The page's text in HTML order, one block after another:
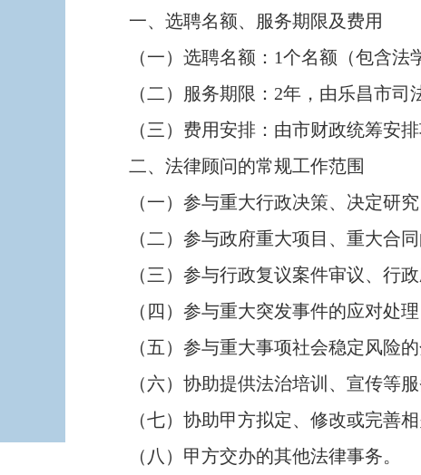
一、选聘名额、服务期限及费用
（一）选聘名额：1个名额（包含法
（二）服务期限：2年，由乐昌市司
（三）费用安排：由市财政统筹安排
二、法律顾问的常规工作范围
（一）参与重大行政决策、决定研究
（二）参与政府重大项目、重大合同
（三）参与行政复议案件审议、行政
（四）参与重大突发事件的应对处理
（五）参与重大事项社会稳定风险的
（六）协助提供法治培训、宣传等服
（七）协助甲方拟定、修改或完善相
（八）甲方交办的其他法律事务。